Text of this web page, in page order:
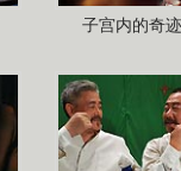
子宫内的奇迹